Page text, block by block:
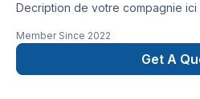
Decription de votre compagnie ici
Member Since 2022
Get A